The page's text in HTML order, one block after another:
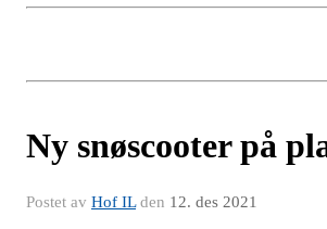
Ny snøscooter på
Postet av Hof ILden 12. des 2021